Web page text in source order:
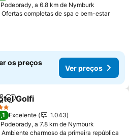
Podebrady, a 6.8 km de Nymburk
Ofertas completas de spa e bem-estarVer
os preços
Ver preços
Adicionar aos favoritos
Golfi
Excelente
1.043
Podebrady, a 7.8 km de Nymburk
Ambiente charmoso da primeira república